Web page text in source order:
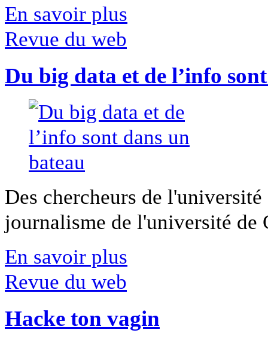
En savoir plus
Revue du web
Du big data et de l’info
Des chercheurs de
journalisme de l'université
En savoir plus
Revue du web
Hacke ton vagin